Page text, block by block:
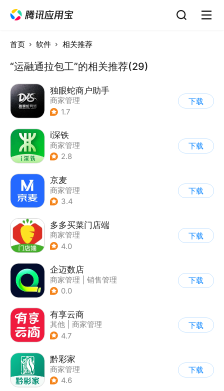
首页 软件 相关推荐
“运融通拉包工”的相关推荐(29)
独眼蛇商户助手
商家管理
1.7
下载
i深铁
商家管理
2.8
下载
京麦
商家管理
3.4
下载
多多买菜门店端
商家管理
4.0
下载
企迈数店
商家管理
销售管理
0.0
下载
有享云商
其他
商家管理
4.7
下载
黔彩家
商家管理
4.6
下载